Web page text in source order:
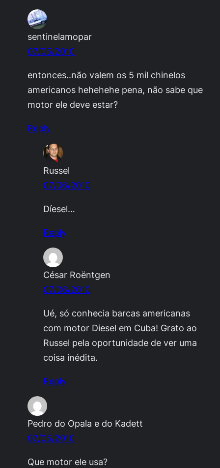
sentinelamopar
07/05/2010
entonces..não valem os 5 mil chinelos
americanos hehehehe pena, não sabe que
motor ele deve estar?
Reply
Russel
07/06/2010
Díesel…
Reply
César Roëntgen
07/06/2010
Ué, só conhecia barcas americanas
com motor Diesel em Cuba! Grato ao
Russel pela oportunidade de ver uma
coisa inédita.
Reply
Pedro do Opala e do Kadett
07/05/2010
Que motor ele usa?